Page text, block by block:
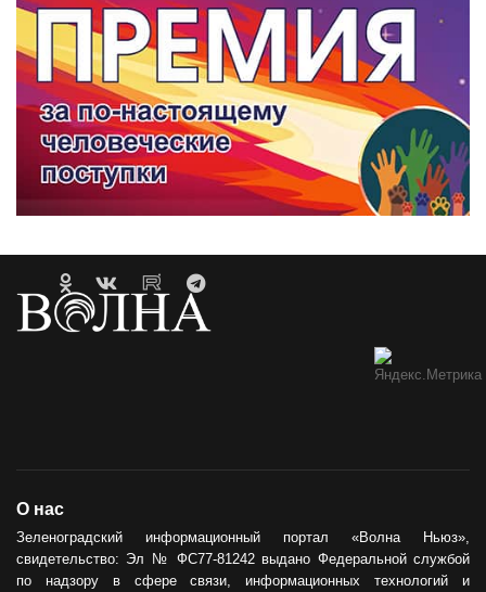
О нас
Зеленоградский информационный портал «Волна Ньюз»,
свидетельство: Эл № ФС77-81242 выдано Федеральной службой
по надзору в сфере связи, информационных технологий и